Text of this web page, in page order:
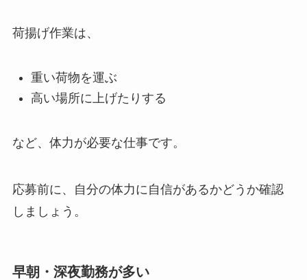
荷揚げ作業は、
重い荷物を運ぶ
高い場所に上げたりする
など、体力が必要な仕事です。
応募前に、自分の体力に自信があるかどうか確認
しましょう。
早朝・深夜勤務が多い